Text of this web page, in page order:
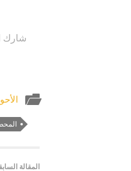
شارك
المقالة